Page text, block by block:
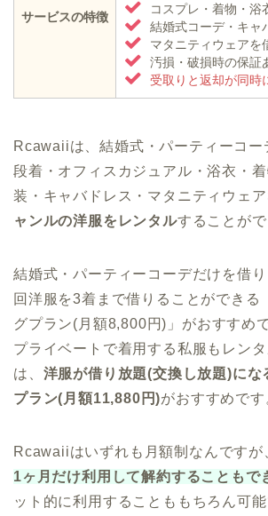
サービスの特徴
コスプレ・着物・浴
結婚式コーデ・キャ
マタニティウェアを
汚損・破損時の保証
受取りと返却が同時
Rcawaiiは、結婚式・パーティーコー
段着・オフィスカジュアル・浴衣・
装・キャバドレス・マタニティウェア
ャンルの洋服をレンタルすることがで
結婚式・パーティーコーデだけを借
回洋服を3着まで借りることができる
グプラン(月額8,800円)」がおすすめ
プライベートで着用する私服もレン
は、 洋服が借り放題(交換し放題)にな
プラン(月額11,880円)がおすすめです
Rcawaiiはいずれも月額制なんですが
1ヶ月だけ利用して解約することもで
ット的に利用することももちろん可能